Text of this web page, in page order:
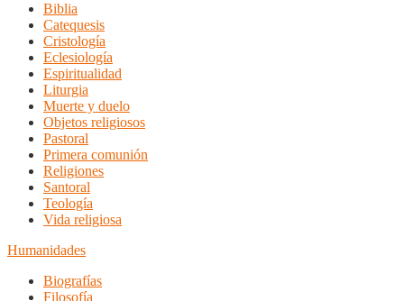
Biblia
Catequesis
Cristología
Eclesiología
Espiritualidad
Liturgia
Muerte y duelo
Objetos religiosos
Pastoral
Primera comunión
Religiones
Santoral
Teología
Vida religiosa
Humanidades
Biografías
Filosofía